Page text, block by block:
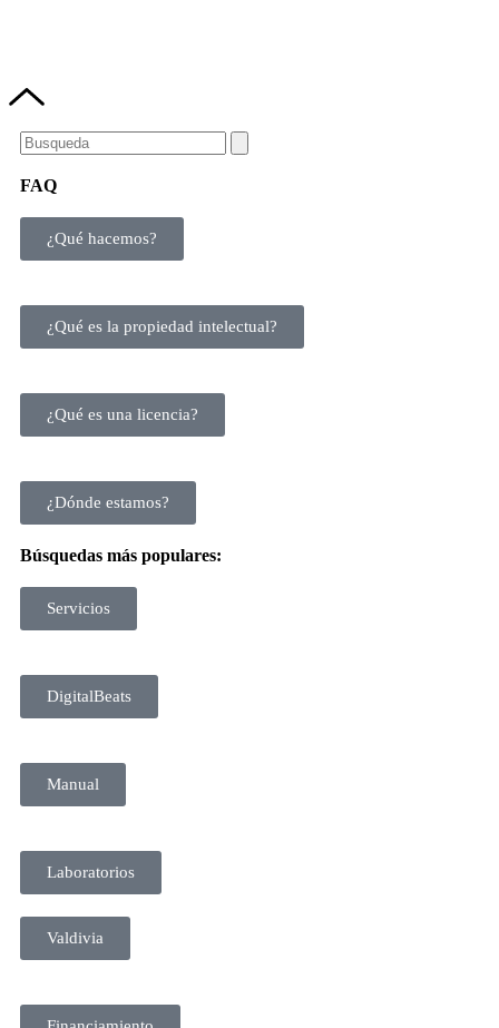
FAQ
¿Qué hacemos?
¿Qué es la propiedad intelectual?
¿Qué es una licencia?
¿Dónde estamos?
Búsquedas más populares:
Servicios
DigitalBeats
Manual
Laboratorios
Valdivia